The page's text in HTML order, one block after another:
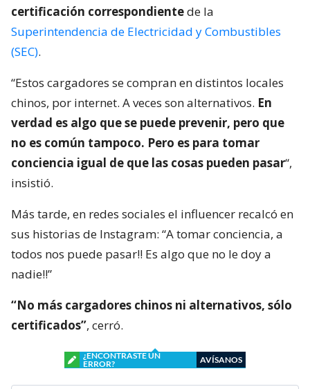
certificación correspondientede la
Superintendencia de Electricidad y Combustibles
(SEC).
“Estos cargadores se compran en distintos locales
chinos, por internet. A veces son alternativos. En
verdad es algo que se puede prevenir, pero que
no es común tampoco. Pero es para tomar
conciencia igual de que las cosas pueden pasar“,
insistió.
Más tarde, en redes sociales el influencer recalcó en
sus historias de Instagram: “A tomar conciencia, a
todos nos puede pasar!! Es algo que no le doy a
nadie!!”
“No más cargadores chinos ni alternativos, sólo
certificados”, cerró.
¿ENCONTRASTE UN
ERROR?
AVÍSANOS